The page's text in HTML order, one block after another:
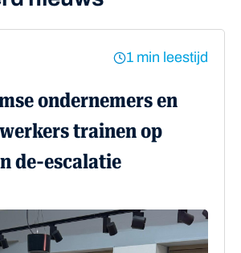
1 min leestijd
ondernemers en
trainen op
de-escalatie